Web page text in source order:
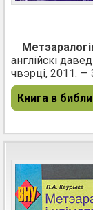
англійскі
чвэрці, 2011. —
Книга в